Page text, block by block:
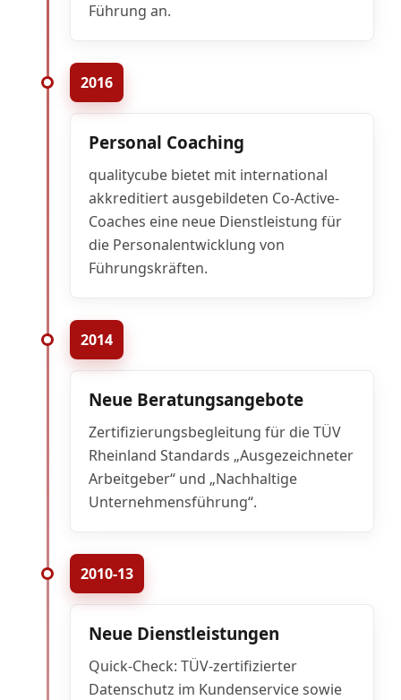
Führung an.
2016
Personal Coaching
qualitycube bietet mit international
akkreditiert ausgebildeten Co-Active-
Coaches eine neue Dienstleistung für
die Personalentwicklung von
Führungskräften.
2014
Neue Beratungsangebote
Zertifizierungsbegleitung für die TÜV
Rheinland Standards „Ausgezeichneter
Arbeitgeber“ und „Nachhaltige
Unternehmensführung“.
2010-13
Neue Dienstleistungen
Quick-Check: TÜV-zertifizierter
Datenschutz im Kundenservice sowie